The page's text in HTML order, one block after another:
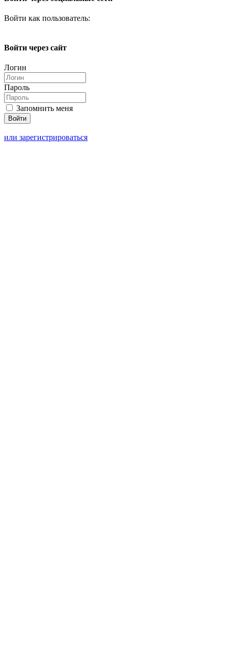
Войти как пользователь:
Войти через сайт
Логин
Пароль
Запомнить меня
или зарегистрироваться